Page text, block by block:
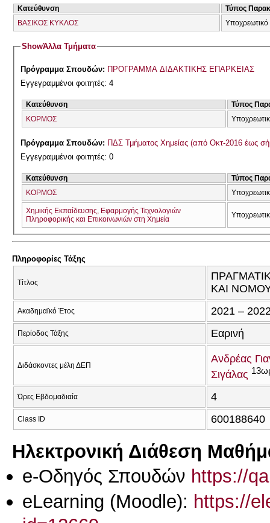
Κατεύθυνση
Τύπος
ΒΑΣΙΚΟΣ ΚΥΚΛΟΣ
ShowΆλλα Τμήματα
Πρόγραμμα Σπουδών: ΠΡΟΓΡΑΜΜΑ ΔΙΔΑΚΤΙΚΗΣ ΕΠΑΡΚΕΙΑΣ
Εγγεγραμμένοι φοιτητές: 4
Κατεύθυνση
Τύπος
ΚΟΡΜΟΣ
Πρόγραμμα Σπουδών: ΠΔΣ Τμήματος Χημείας (από Οκτ-2016 έως
Εγγεγραμμένοι φοιτητές: 0
Κατεύθυνση
Τύπος
ΚΟΡΜΟΣ
Χημικής Εκπαίδευσης, Εφαρμογής Τεχνολογιών
Πληροφορικής και Επικοινωνιών στη Χημεία
Πληροφορίες Τάξης
Τίτλος
ΚΑΙ
Ακαδημαϊκό Έτος 2021 –
Περίοδος Τάξης Εαρινή
Διδάσκοντες μέλη ΔΕΠ
Ανδρέας
Σιγάλας
Ώρες Εβδομαδιαία 4
Class ID 600188640
Ηλεκτρονική Διάθεση
e-Οδηγός Σπουδών https://
eLearning (Moodle): https://